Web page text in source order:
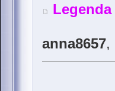
Legenda
anna8657,